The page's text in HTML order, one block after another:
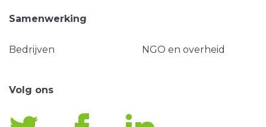
Samenwerking
Bedrijven NGO en overheid
Volg ons